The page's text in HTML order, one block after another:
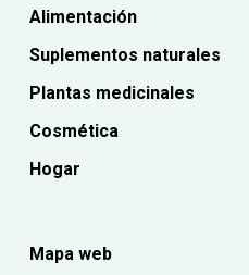
Alimentación
Suplementos naturales
Plantas medicinales
Cosmética
Hogar
Mapa web